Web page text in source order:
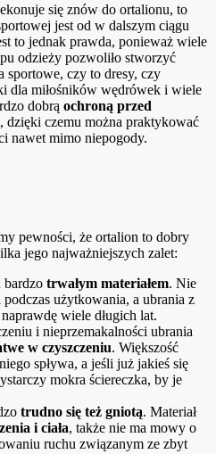
się znów do ortalionu, to
jest od w dalszym ciągu
to jednak prawda, ponieważ wiele
odzieży pozwoliło stworzyć
sportowe, czy to dresy, czy
dla miłośników wędrówek i wiele
dobrą ochroną przed
, dzięki czemu można praktykować
nawet mimo niepogody.
pewności, że ortalion to dobry
jego najważniejszych zalet:
bardzo trwałym materiałem. Nie
użytkowania, a ubrania z
wiele długich lat.
i nieprzemakalności ubrania
w czyszczeniu. Większość
spływa, a jeśli już jakieś się
mokra ściereczka, by je
trudno się też gniotą. Materiał
i ciała, także nie ma mowy o
ruchu związanym ze zbyt